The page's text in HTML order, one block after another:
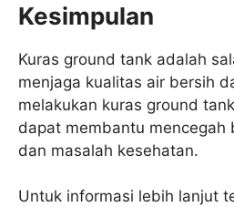
Kesimpulan
Kuras ground tank adalah
menjaga kualitas air bersih
melakukan kuras ground
dapat membantu mencegah
dan masalah kesehatan.
Untuk informasi lebih lanjut